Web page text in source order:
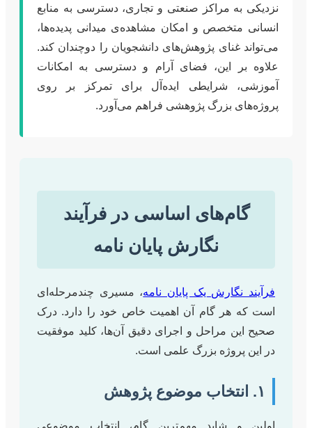
نزدیکی به مراکز صنعتی و تجاری، دسترسی به منابع
انسانی متخصص و امکان مشاهده‌ی میدانی پدیده‌ها،
می‌تواند غنای پژوهش‌های دانشجویان را دوچندان کند.
علاوه بر این، فضای آرام و دسترسی به امکانات
آموزشی، شرایطی ایده‌آل برای تمرکز بر روی
پروژه‌های بزرگ پژوهشی فراهم می‌آورد.
گام‌های اساسی در فرآیند
نگارش پایان نامه
فرآیند نگارش یک پایان نامه، مسیری چندمرحله‌ای
است که هر گام آن اهمیت خاص خود را دارد. درک
صحیح این مراحل و اجرای دقیق آن‌ها، کلید موفقیت
در این پروژه بزرگ علمی است.
۱. انتخاب موضوع پژوهش
اولین و شاید مهم‌ترین گام، انتخاب موضوعی